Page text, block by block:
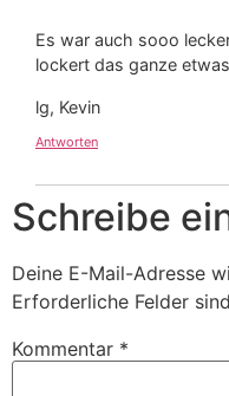
Es war auch sooo
lockert das ganze
lg, Kevin
Antworten
Schreibe
Deine E-Mail-Adresse
Erforderliche Felder
Kommentar *